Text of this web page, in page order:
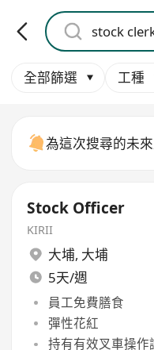
全部篩選 工種
為這次搜尋的未
Stock Officer
KIRII
大埔, 大埔
5天/週
員工免費膳食
彈性花紅
持有有效叉車操作